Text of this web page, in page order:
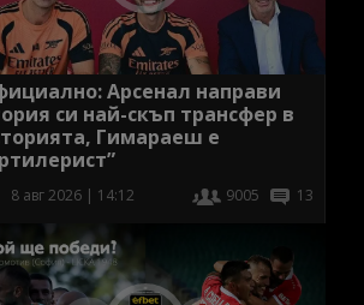
Арсенал направи
си най-скъп трансфер в
Гимараеш е
8 авг 2026 | 14:12 9005 13